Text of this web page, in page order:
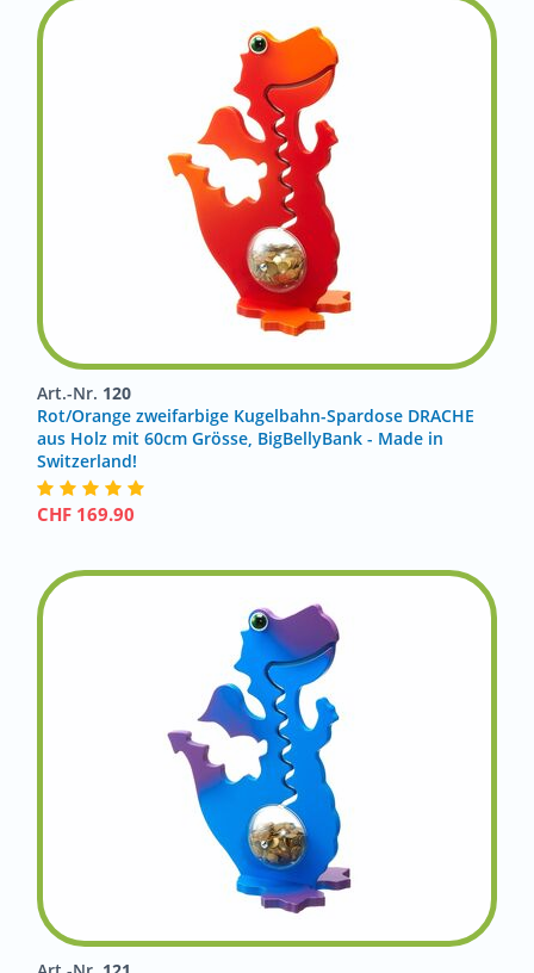
Art.-Nr. 120
Rot/Orange zweifarbige Kugelbahn-Spardose DRACHE
aus Holz mit 60cm Grösse, BigBellyBank - Made in
Switzerland!
CHF 169.90